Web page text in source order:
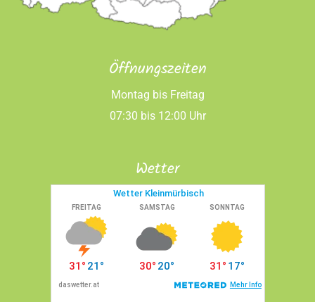
Öffnungszeiten
Montag bis Freitag
07:30 bis 12:00 Uhr
Wetter